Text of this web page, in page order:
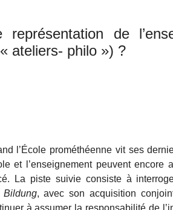
représentation de
ateliers- philo ») ?
l’École prométhéenne vit ses
et l’enseignement peuvent encore
La piste suivie consiste à
Bildung, avec son acquisition
à assumer la responsabilité de